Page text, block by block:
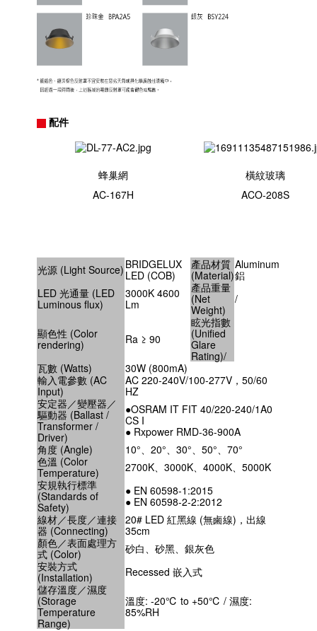
配件
蜂巢網
AC-167H
橫紋玻璃
ACO-208S
光源 (Light Source) BRIDGELUX
LED (COB)
產品材質
(Material)
Aluminum
鋁
LED 光通量 (LED
Luminous flux)
3000K 4600
Lm
產品重量
(Net
Weight)
/
顯色性 (Color
rendering)
Ra ≥ 90
眩光指數
(Unified
Glare
Rating)/
瓦數 (Watts)
30W (800mA)
輸入電參數 (AC
Input)
AC 220-240V/100-277V，50/60
HZ
安定器／變壓器／
驅動器 (Ballast /
Transformer /
Driver)
●OSRAM IT FIT 40/220-240/1A0
CS I
● Rxpower RMD-36-900A
角度 (Angle)
10°、20°、30°、50°、70°
色溫 (Color
Temperature)
2700K、3000K、4000K、5000K
安規執行標準
(Standards of
Safety)
● EN 60598-1:2015
● EN 60598-2-2:2012
線材／長度／連接
器 (Connecting)
20# LED 紅黑線 (無鹵線)，出線
35cm
顏色／表面處理方
式 (Color)
砂白、砂黑、銀灰色
安裝方式
(Installation)
Recessed 嵌入式
儲存溫度／濕度
(Storage
Temperature
Range)
溫度: -20℃ to +50℃ / 濕度:
85%RH